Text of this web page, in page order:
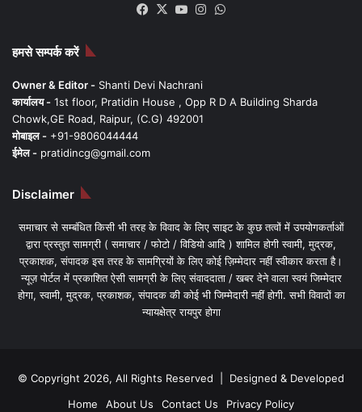
Facebook
X YouTubeInstagram
हमसे सम्पर्क करें
Owner & Editor - Shanti Devi Nachrani
कार्यालय - 1st floor, Pratidin House , Opp R D A Building Sharda
Chowk,GE Road, Raipur, (C.G) 492001
मोबाइल - +91-9806044444
ईमेल - pratidincg@gmail.com
Disclaimer
समाचार से सम्बंधित किसी भी तरह के विवाद के लिए साइट के कुछ तत्वों में उपयोगकर्ताओं
द्वारा प्रस्तुत सामग्री ( समाचार / फोटो / विडियो आदि ) शामिल होगी स्वामी, मुद्रक,
प्रकाशक, संपादक इस तरह के सामग्रियों के लिए कोई ज़िम्मेदार नहीं स्वीकार करता है।
न्यूज़ पोर्टल में प्रकाशित ऐसी सामग्री के लिए संवाददाता / खबर देने वाला स्वयं जिम्मेदार
होगा, स्वामी, मुद्रक, प्रकाशक, संपादक की कोई भी जिम्मेदारी नहीं होगी. सभी विवादों का
न्यायक्षेत्र रायपुर होगा
© Copyright 2026, All Rights Reserved | Designed & Developed
Home
About Us Contact Us Privacy Policy